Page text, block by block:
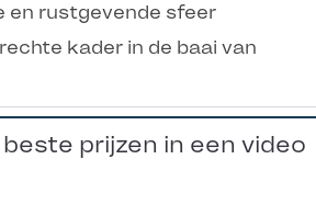
en rustgevende sfeer
kader in de baai van
prijzen in een video